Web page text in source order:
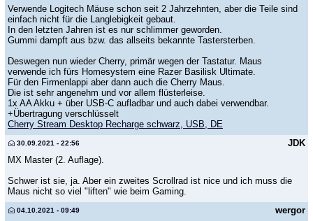
Verwende Logitech Mäuse schon seit 2 Jahrzehnten, aber die Teile sind
einfach nicht für die Langlebigkeit gebaut.
In den letzten Jahren ist es nur schlimmer geworden.
Gummi dampft aus bzw. das allseits bekannte Tastersterben.
Deswegen nun wieder Cherry, primär wegen der Tastatur. Maus
verwende ich fürs Homesystem eine Razer Basilisk Ultimate.
Für den Firmenlappi aber dann auch die Cherry Maus.
Die ist sehr angenehm und vor allem flüsterleise.
1x AA Akku + über USB-C aufladbar und auch dabei verwendbar.
+Übertragung verschlüsselt
Cherry Stream Desktop Recharge schwarz, USB, DE
JDK
30.09.2021 - 22:56
MX Master (2. Auflage).
Schwer ist sie, ja. Aber ein zweites Scrollrad ist nice und ich muss die
Maus nicht so viel "liften" wie beim Gaming.
wergor
04.10.2021 - 09:49